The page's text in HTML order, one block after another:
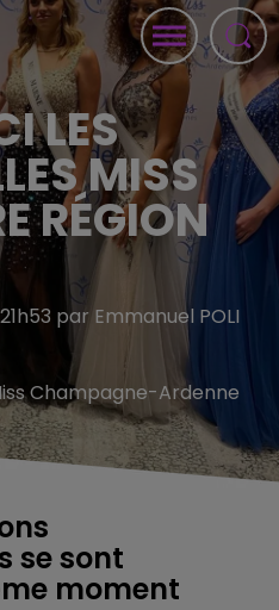
LES
MISS
RÉGION
par Emmanuel POLI
Champagne-Ardenne
se sont
moment